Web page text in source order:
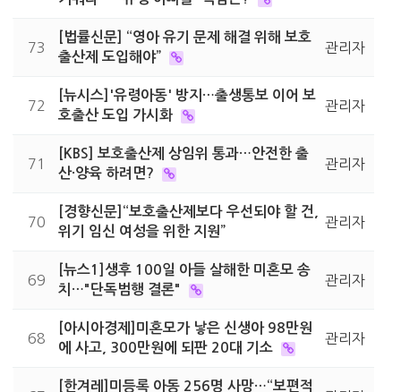
73
[법률신문] “영아 유기 문제 해결 위해 보호
출산제 도입해야”
관리자
72
[뉴시스]'유령아동' 방지…출생통보 이어 보
호출산 도입 가시화
관리자
71
[KBS] 보호출산제 상임위 통과…안전한 출
산·양육 하려면?
관리자
70
[경향신문]“보호출산제보다 우선되야 할 건,
위기 임신 여성을 위한 지원”
관리자
69
[뉴스1]생후 100일 아들 살해한 미혼모 송
치…"단독범행 결론"
관리자
68
[아시아경제]미혼모가 낳은 신생아 98만원
에 사고, 300만원에 되판 20대 기소
관리자
[한겨레]미등록 아동 256명 사망…“보편적